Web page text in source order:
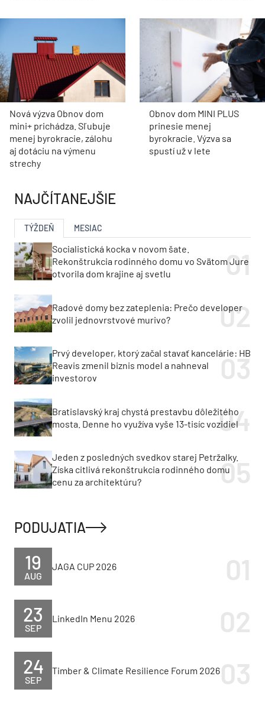
Nová výzva Obnov dom
mini+ prichádza. Sľubuje
menej byrokracie, zálohu
aj dotáciu na výmenu
strechy
Obnov dom MINI PLUS
prinesie menej
byrokracie. Výzva sa
spustí už v lete
NAJČÍTANEJŠIE
TÝŽDEŇ MESIAC
Socialistická kocka v novom šate.
Rekonštrukcia rodinného domu vo Svätom Jure
otvorila dom krajine aj svetlu
Radové domy bez zateplenia: Prečo developer
zvolil jednovrstvové murivo?
Prvý developer, ktorý začal stavať kancelárie: HB
Reavis zmenil biznis model a nahneval
investorov
Bratislavský kraj chystá prestavbu dôležitého
mosta. Denne ho využíva vyše 13-tisíc vozidiel
Jeden z posledných svedkov starej Petržalky.
Získa citlivá rekonštrukcia rodinného domu
cenu za architektúru?
PODUJATIA
AUG
19 JAGA CUP 2026
SEP
23 LinkedIn Menu 2026
SEP
24 Timber & Climate Resilience Forum 2026